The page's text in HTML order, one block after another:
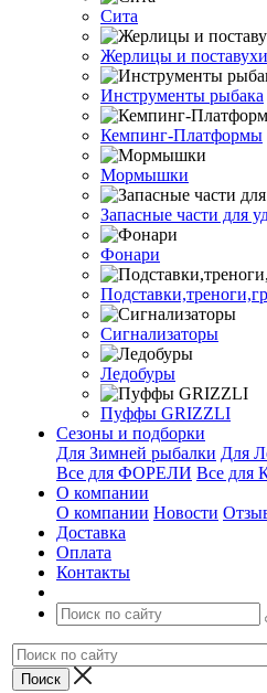
Сита
Жерлицы и поставухи
Инструменты рыбака
Кемпинг-Платформы
Мормышки
Запасные части для
Фонари
Сигнализаторы
Ледобуры
Пуффы GRIZZLI
Сезоны и подборки
Для Зимней рыбалки Для
Все для ФОРЕЛИ Все для
О компании
О компании Новости
Доставка
Оплата
Контакты